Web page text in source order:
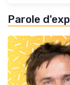
Parole